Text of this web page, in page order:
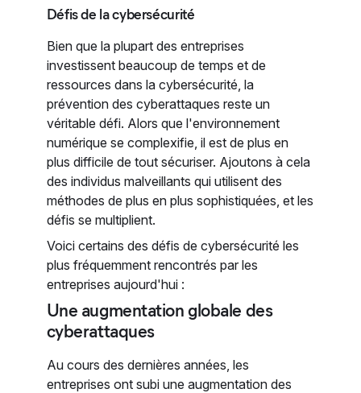
Défis de la cybersécurité
Bien que la plupart des entreprises
investissent beaucoup de temps et de
ressources dans la cybersécurité, la
prévention des cyberattaques reste un
véritable défi. Alors que l'environnement
numérique se complexifie, il est de plus en
plus difficile de tout sécuriser. Ajoutons à cela
des individus malveillants qui utilisent des
méthodes de plus en plus sophistiquées, et les
défis se multiplient.
Voici certains des défis de cybersécurité les
plus fréquemment rencontrés par les
entreprises aujourd'hui :
Une augmentation globale des
cyberattaques
Au cours des dernières années, les
entreprises ont subi une augmentation des